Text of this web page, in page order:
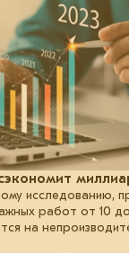
исследованию,
работ от 10
на